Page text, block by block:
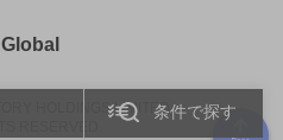
条件で探す
HOLDINGS LIMITED.
Global新しいウィンドウで開く